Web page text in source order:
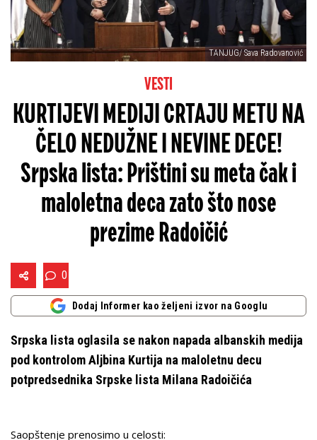
TANJUG/ Sava Radovanović
VESTI
KURTIJEVI MEDIJI CRTAJU METU NA
ČELO NEDUŽNE I NEVINE DECE!
Srpska lista: Prištini su meta čak i
maloletna deca zato što nose
prezime Radoičić
0
Dodaj Informer kao željeni izvor na Googlu
Srpska lista oglasila se nakon napada albanskih medija
pod kontrolom Aljbina Kurtija na maloletnu decu
potpredsednika Srpske lista Milana Radoičića
Saopštenje prenosimo u celosti: